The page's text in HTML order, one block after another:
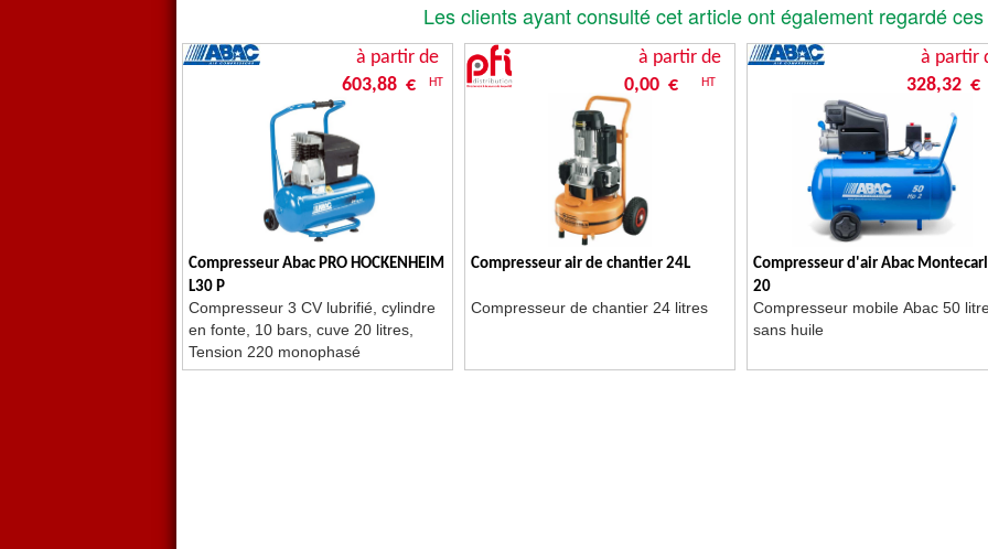
Les clients ayant consulté cet article ont également regardé
à partir de
603,88 €
HT
Compresseur Abac PRO HOCKENHEIM
L30 P
Compresseur 3 CV lubrifié, cylindre
en fonte, 10 bars, cuve 20 litres,
Tension 220 monophasé
à partir de
0,00 €
HT
Compresseur air de chantier 24L
Compresseur de chantier 24 litres
à partir
328,32 €
Compresseur d'air Abac
20
Compresseur mobile Abac 50
sans huile